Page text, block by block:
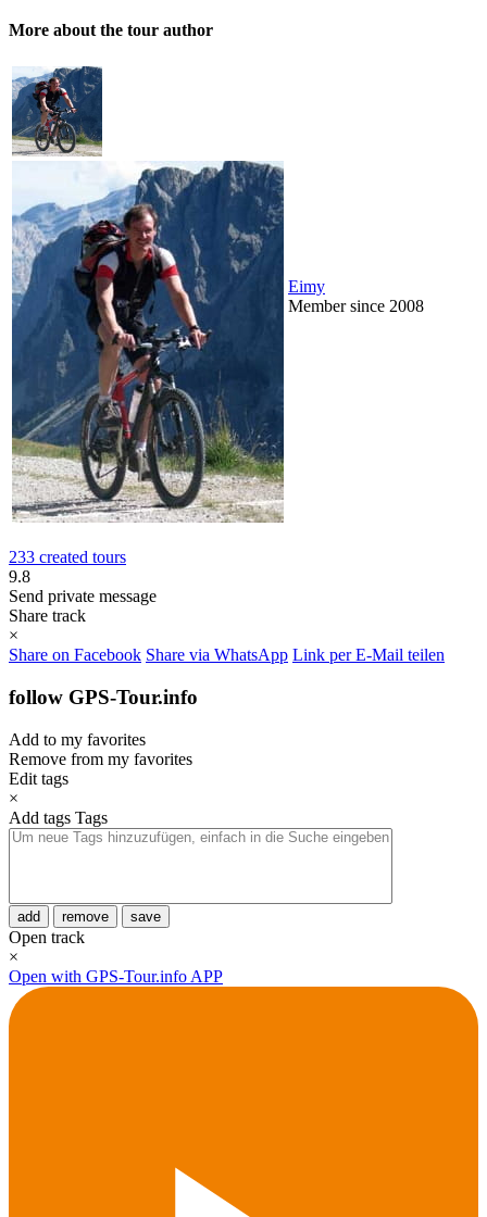
More about the tour author
Eimy
Member since 2008
233 created tours
9.8
Send private message
Share track
×
Share on Facebook Share via WhatsApp Link per E-Mail teilen
follow GPS-Tour.info
Add to my favorites
Remove from my favorites
Edit tags
×
Add tags Tags
add remove save
Open track
×
Open with GPS-Tour.info APP